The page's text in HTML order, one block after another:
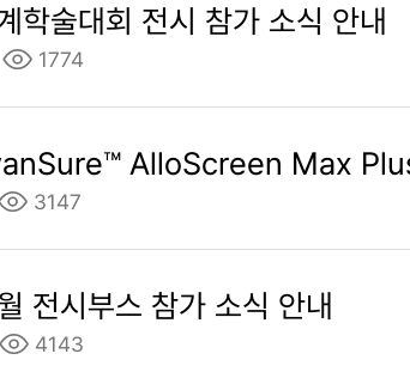
학술대회 전시 참가 소식 안내
1774
AlloScreen Max
3147
전시부스 참가 소식 안내
4143